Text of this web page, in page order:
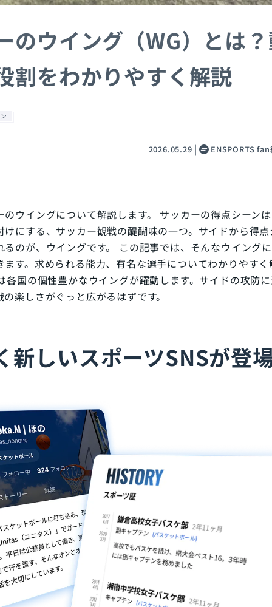
のウイング（WG）とは
割をわかりやすく解説
2026.05.29 ENSPORTS
のウイングについて解説します。 サッカーの得点シーン
けにする、サッカー観戦の醍醐味の一つ。サイドから得
るのが、ウイングです。 この記事では、そんなウイング
ます。求められる能力、有名な選手についてわかりやす
各国の個性豊かなウイングが躍動します。サイドの攻防
楽しさがぐっと広がるはずです。
新しいスポーツSNSが登